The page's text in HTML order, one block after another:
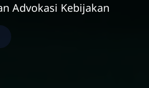
Advokasi Kebijakan